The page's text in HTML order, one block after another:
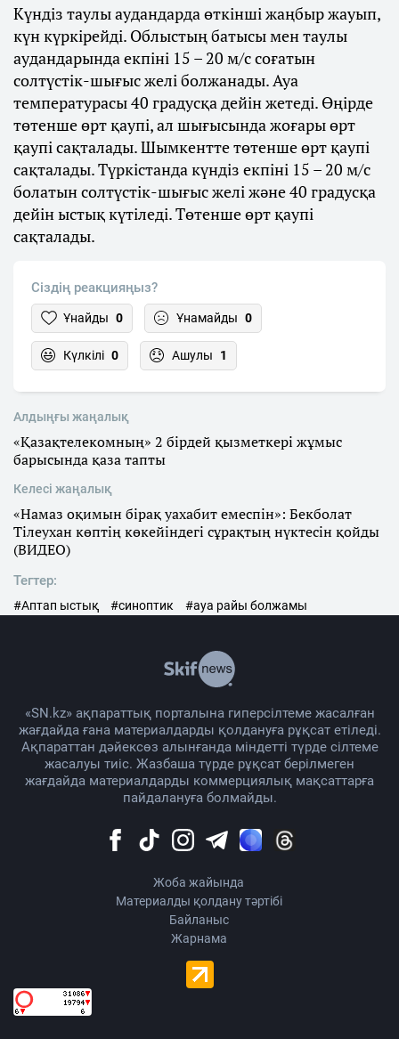
Күндіз таулы аудандарда өткінші жаңбыр жауып,
күн күркірейді. Облыстың батысы мен таулы
аудандарында екпіні 15 – 20 м/с соғатын
солтүстік-шығыс желі болжанады. Ауа
температурасы 40 градусқа дейін жетеді. Өңірде
төтенше өрт қаупі, ал шығысында жоғары өрт
қаупі сақталады. Шымкентте төтенше өрт қаупі
сақталады. Түркістанда күндіз екпіні 15 – 20 м/с
болатын солтүстік-шығыс желі және 40 градусқа
дейін ыстық күтіледі. Төтенше өрт қаупі
сақталады.
Сіздің реакцияңыз?
Ұнайды 0 Ұнамайды 0
Күлкілі 0 Ашулы 1
Алдыңғы жаңалық
«Қазақтелекомның» 2 бірдей қызметкері жұмыс
барысында қаза тапты
Келесі жаңалық
«Намаз оқимын бірақ уахабит емеспін»: Бекболат
Тілеухан көптің көкейіндегі сұрақтың нүктесін қойды
(ВИДЕО)
Тегтер:
#Аптап ыстық #синоптик #ауа райы болжамы
«SN.kz» ақпараттық порталына гиперсілтеме жасалған
жағдайда ғана материалдарды қолдануға рұқсат етіледі.
Ақпараттан дәйексөз алынғанда міндетті түрде сілтеме
жасалуы тиіс. Жазбаша түрде рұқсат берілмеген
жағдайда материалдарды коммерциялық мақсаттарға
пайдалануға болмайды.
Жоба жайында
Материалды қолдану тәртібі
Байланыс
Жарнама